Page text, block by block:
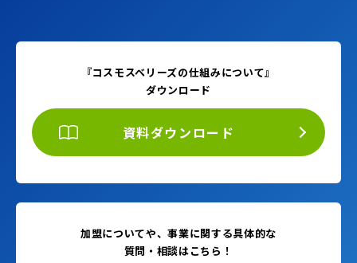
『コスモスベリーズの仕組みについて』
ダウンロード
資料ダウンロード
加盟についてや、事業に関する具体的な
質問・相談はこちら！